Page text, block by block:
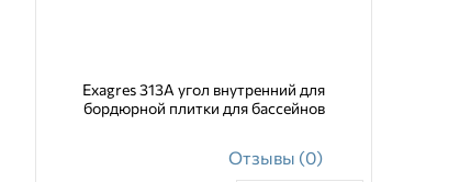
Exagres 313A угол внутренний для
бордюрной плитки для бассейнов
Отзывы (0)